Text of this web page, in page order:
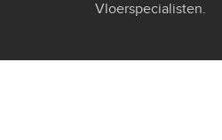
Vloerspecialisten.